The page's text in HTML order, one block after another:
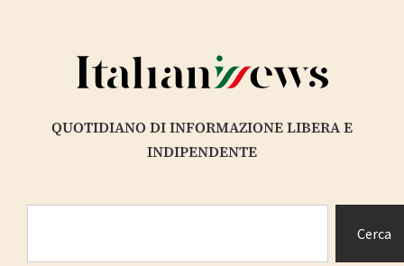
QUOTIDIANO DI INFORMAZIONE LIBERA E
INDIPENDENTE
Cerca